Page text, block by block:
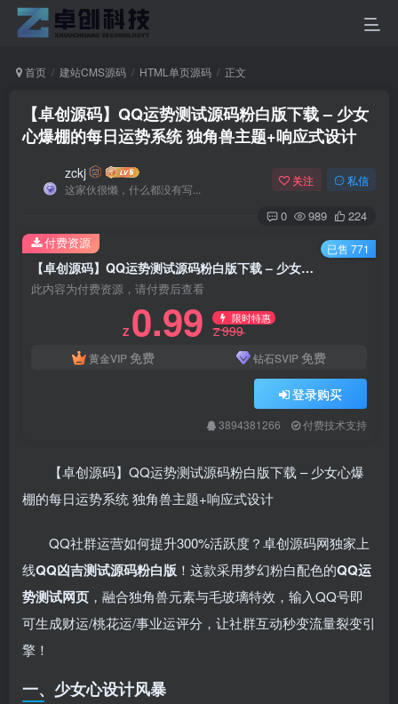
首页 建站CMS源码 HTML单页源码 正文
【卓创源码】QQ运势测试源码粉白版下载 – 少女
心爆棚的每日运势系统 独角兽主题+响应式设计
zckj
这家伙很懒，什么都没有写...
关注 私信
0 989 224
【卓创源码】QQ运势测试源码粉白版下载 – 少女心爆棚的每日运势系统 独角兽主题+响应式设计
此内容为付费资源，请付费后查看
Z 0.99 限时特惠
Z999
黄金VIP 免费 钻石SVIP 免费
登录购买
3894381266 付费技术支持
付费资源 已售 771
【卓创源码】QQ运势测试源码粉白版下载 – 少女心爆
棚的每日运势系统 独角兽主题+响应式设计
QQ社群运营如何提升300%活跃度？卓创源码网独家上
线QQ凶吉测试源码粉白版 ！这款采用梦幻粉白配色的QQ运
势测试网页 ，融合独角兽元素与毛玻璃特效，输入QQ号即
可生成财运/桃花运/事业运评分，让社群互动秒变流量裂变引
擎！
一、少女心设计风暴